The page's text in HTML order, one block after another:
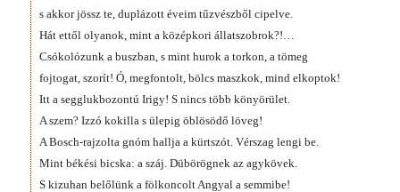
s akkor jössz te, duplázott éveim tűzvészből cipelve.
Hát ettől olyanok, mint a középkori állatszobrok?!…
Csókolózunk a buszban, s mint hurok a torkon, a tömeg
fojtogat, szorít! Ó, megfontolt, bölcs maszkok, mind elkoptok!
Itt a segglukbozontú Irigy! S nincs több könyörület.
A szem? Izzó kokilla s ülepig öblösödő löveg!
A Bosch-rajzolta gnóm hallja a kürtszót. Vérszag lengi be.
Mint békési bicska: a száj. Dübörögnek az agykövek.
S kizuhan belőlünk a fölkoncolt Angyal a semmibe!